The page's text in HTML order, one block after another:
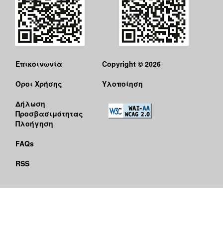
Επικοινωνία
Όροι Χρήσης
Δήλωση
Προσβασιμότητας
Πλοήγηση
FAQs
RSS
Copyright © 2026
Υλοποίηση